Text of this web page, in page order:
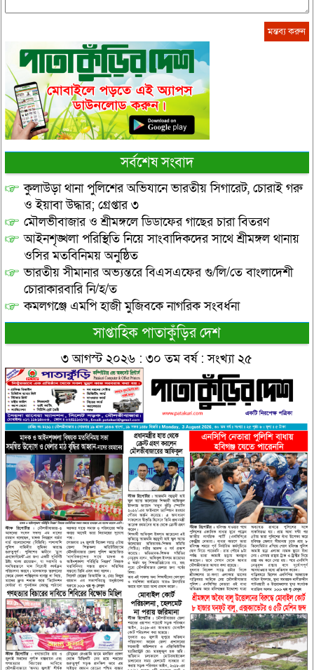
সর্বশেষ সংবাদ
কুলাউড়া থানা পুলিশের অভিযানে ভারতীয় সিগারেট, চোরাই গরু
ও ইয়াবা উদ্ধার; গ্রেপ্তার ৩
মৌলভীবাজার ও শ্রীমঙ্গলে ডিডাফের গাছের চারা বিতরণ
আইনশৃঙ্খলা পরিস্থিতি নিয়ে সাংবাদিকদের সাথে শ্রীমঙ্গল থানায়
ওসির মতবিনিময় অনুষ্ঠিত
ভারতীয় সীমানার অভ্যন্তরে বিএসএফের গু/লি/তে বাংলাদেশী
চোরাকারবারি নি/হ/ত
কমলগঞ্জে এমপি হাজী মুজিবকে নাগরিক সংবর্ধনা
সাপ্তাহিক পাতাকুঁড়ির দেশ
৩ আগস্ট ২০২৬ : ৩০ তম বর্ষ : সংখ্যা ২৫